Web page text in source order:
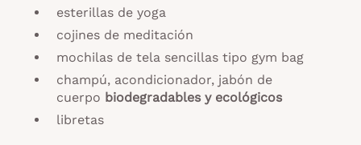
esterillas de yoga
cojines de meditación
mochilas de tela sencillas tipo gym bag
champú, acondicionador, jabón de
cuerpo biodegradables y ecológicos
libretas